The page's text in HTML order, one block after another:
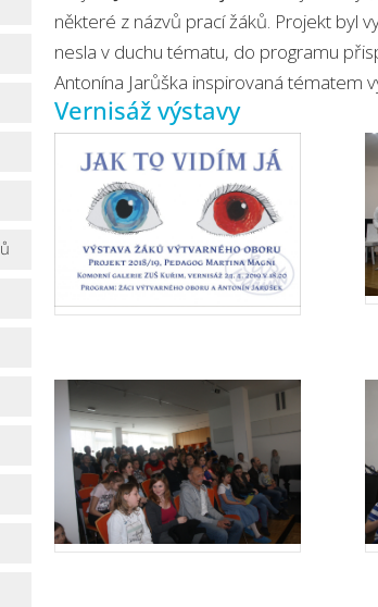
některé z názvů prací žáků. Projekt byl
nesla v duchu tématu, do programu
Antonína Jarůška inspirovaná tématem
Vernisáž výstavy